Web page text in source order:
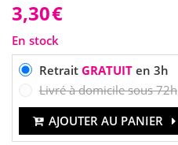
3,30€
En stock
Retrait GRATUITen 3h
Livré à domicile sous 72h
AJOUTER AU PANIER